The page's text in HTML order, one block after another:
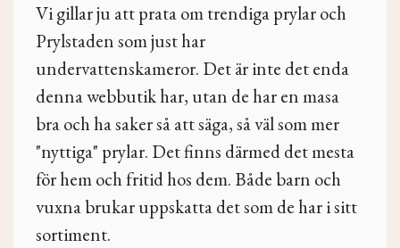
Vi gillar ju att prata om trendiga prylar och
Prylstaden som just har
undervattenskameror. Det är inte det enda
denna webbutik har, utan de har en masa
bra och ha saker så att säga, så väl som mer
"nyttiga" prylar. Det finns därmed det mesta
för hem och fritid hos dem. Både barn och
vuxna brukar uppskatta det som de har i sitt
sortiment.